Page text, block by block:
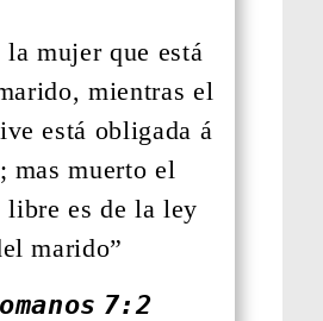
la mujer que está
mientras el
está obligada á
mas muerto el
libre es de la ley
marido”
7:2